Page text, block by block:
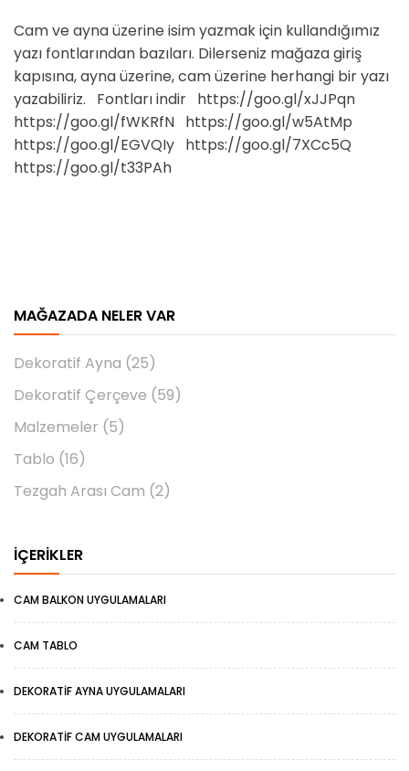
MAĞAZADA NELER VAR
Dekoratif Ayna (25)
Dekoratif Çerçeve (59)
Malzemeler (5)
Tablo (16)
Tezgah Arası Cam (2)
İÇERIKLER
CAM BALKON UYGULAMALARI
CAM TABLO
DEKORATIF AYNA UYGULAMALARI
DEKORATIF CAM UYGULAMALARI
Cam ve ayna üzerine isim yazmak için kullandığımız
yazı fontlarından bazıları. Dilerseniz mağaza giriş
kapısına, ayna üzerine, cam üzerine herhangi bir yazı
yazabiliriz. Fontları indir https://goo.gl/xJJPqn
https://goo.gl/fWKRfN https://goo.gl/w5AtMp
https://goo.gl/EGVQIy https://goo.gl/7XCc5Q
https://goo.gl/t33PAh